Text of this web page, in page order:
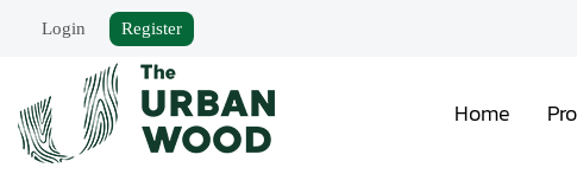
Login Register
Home